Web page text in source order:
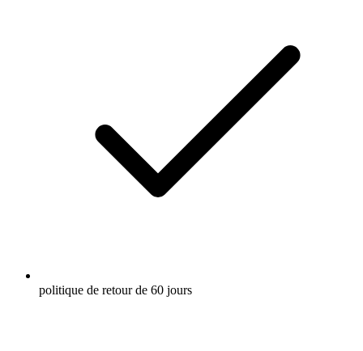
politique de retour de 60 jours